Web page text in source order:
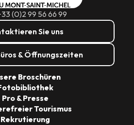
(0)2 99 56 66 99
Sie uns
& Öffnungszeiten
Broschüren
Pro & Presse
Tourismus
Rekrutierung